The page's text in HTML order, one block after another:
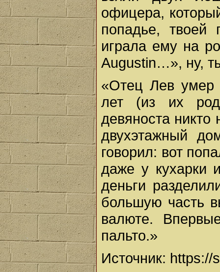
офицера,
попадье,
играла ему на
Augustin…», ну,
«Отец Лев умер
лет (из их
девяноста
двухэтажный
говорил: вот
даже у кухарки
деньги
большую часть
валюте.
пальто.»
Источник: